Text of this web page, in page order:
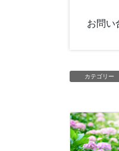
お問い
カテゴリー